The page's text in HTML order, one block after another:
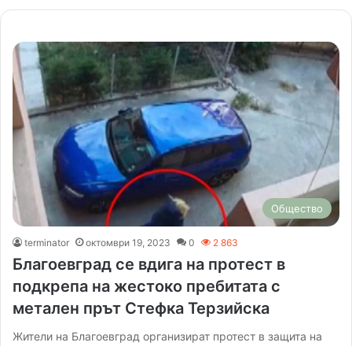
Общество
terminator октомври 19, 2023 0 2 863
Благоевград се вдига на протест в
подкрепа на жестоко пребитата с
метален прът Стефка Терзийска
Жители на Благоевград организират протест в защита на